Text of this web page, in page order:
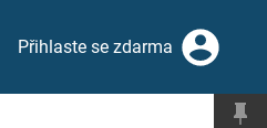
Přihlaste se zdarma